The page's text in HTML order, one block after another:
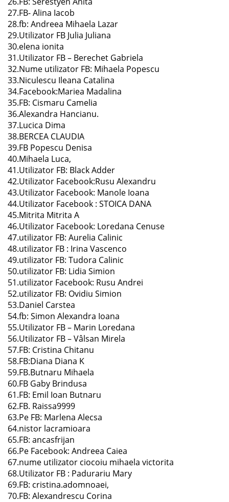
27.FB- Alina Iacob
28.fb: Andreea Mihaela Lazar
29.Utilizator FB Julia Juliana
30.elena ionita
31.Utilizator FB – Berechet Gabriela
32.Nume utilizator FB: Mihaela Popescu
33.Niculescu Ileana Catalina
34.Facebook:Mariea Madalina
35.FB: Cismaru Camelia
36.Alexandra Hancianu.
37.Lucica Dima
38.BERCEA CLAUDIA
39.FB Popescu Denisa
40.Mihaela Luca,
41.Utilizator FB: Black Adder
42.Utilizator Facebook:Rusu Alexandru
43.Utilizator Facebook: Manole Ioana
44.Utilizator Facebook : STOICA DANA
45.Mitrita Mitrita A
46.Utilizator Facebook: Loredana Cenuse
47.utilizator FB: Aurelia Calinic
48.utilizator FB : Irina Vascenco
49.utilizator FB: Tudora Calinic
50.utilizator FB: Lidia Simion
51.utilizator Facebook: Rusu Andrei
52.utilizator FB: Ovidiu Simion
53.Daniel Carstea
54.fb: Simon Alexandra Ioana
55.Utilizator FB – Marin Loredana
56.Utilizator FB – Vâlsan Mirela
57.FB: Cristina Chitanu
58.FB:Diana Diana K
59.FB.Butnaru Mihaela
60.FB Gaby Brindusa
61.FB: Emil Ioan Butnaru
62.FB. Raissa9999
63.Pe FB: Marlena Alecsa
64.nistor lacramioara
65.FB: ancasfrijan
66.Pe Facebook: Andreea Caiea
67.nume utilizator ciocoiu mihaela victorita
68.Utilizator FB : Padurariu Mary
69.FB: cristina.adomnoaei,
70.FB: Alexandrescu Corina